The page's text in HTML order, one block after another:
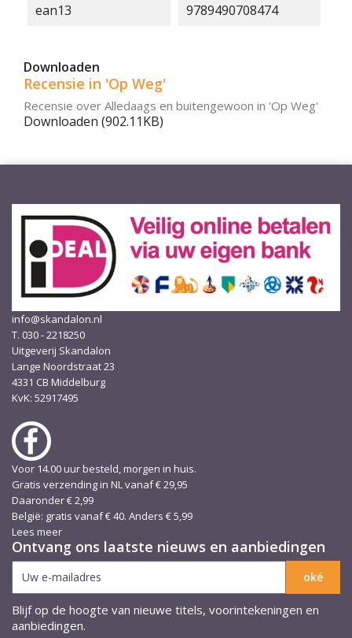
ean13 9789490708474
Downloaden
Recensie in 'Op Weg'
Recensie over Alledaags en buitengewoon in 'Op Weg'
Downloaden (902.11KB)
info@skandalon.nl
T. 030 - 2218250
Uitgeverij Skandalon
Lange Noordstraat 23
4331 CB Middelburg
KvK: 52917495
Voor 14.00 uur besteld, morgen in huis.
Gratis verzending in NL vanaf € 29,95
Daaronder € 2,99
België: gratis vanaf € 40. Anders € 5,99
Lees meer
Ontvang ons laatste nieuws en aanbiedingen
Blijf op de hoogte van nieuwe titels, voorintekeningen en
aanbiedingen.